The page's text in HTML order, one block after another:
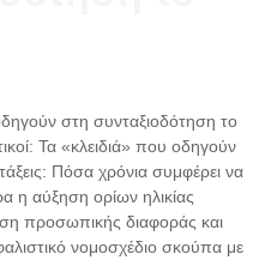
στη συνταξιοδότηση το
Τα «κλειδιά» που οδηγούν
Πόσα χρόνια συμφέρει να
η αύξηση ορίων ηλικίας
προσωπικής διαφοράς και
νομοσχέδιο σκούπα με